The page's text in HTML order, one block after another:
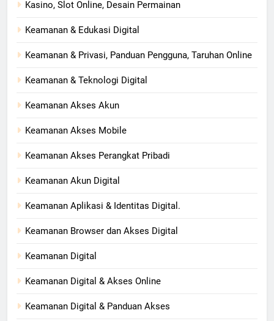
Kasino, Slot Online, Desain Permainan
Keamanan & Edukasi Digital
Keamanan & Privasi, Panduan Pengguna, Taruhan Online
Keamanan & Teknologi Digital
Keamanan Akses Akun
Keamanan Akses Mobile
Keamanan Akses Perangkat Pribadi
Keamanan Akun Digital
Keamanan Aplikasi & Identitas Digital.
Keamanan Browser dan Akses Digital
Keamanan Digital
Keamanan Digital & Akses Online
Keamanan Digital & Panduan Akses